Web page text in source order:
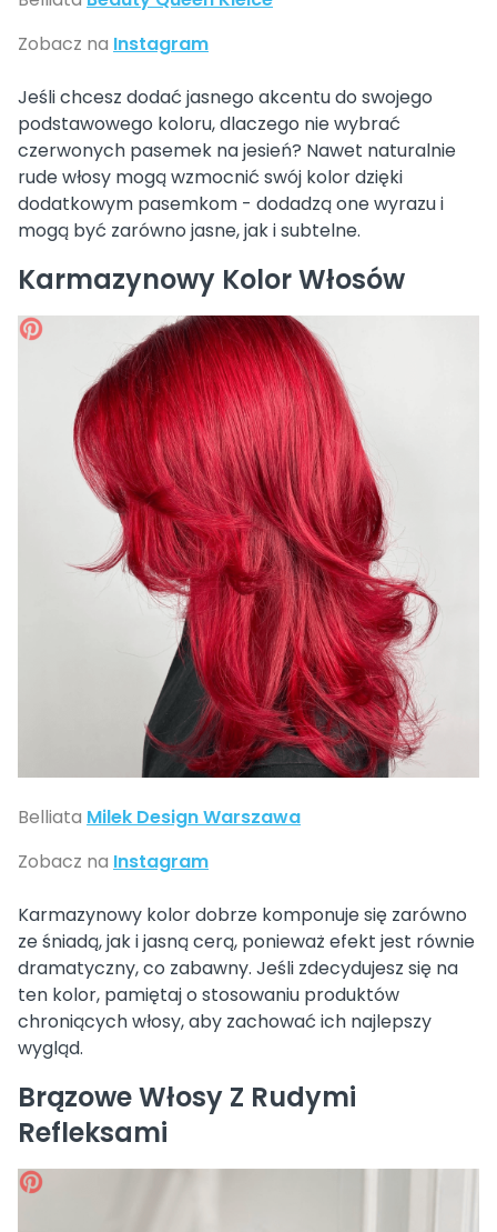
Zobacz na Instagram
Jeśli chcesz dodać jasnego akcentu do swojego
podstawowego koloru, dlaczego nie wybrać
czerwonych pasemek na jesień? Nawet naturalnie
rude włosy mogą wzmocnić swój kolor dzięki
dodatkowym pasemkom - dodadzą one wyrazu i
mogą być zarówno jasne, jak i subtelne.
Karmazynowy Kolor Włosów
Belliata Milek Design Warszawa
Zobacz na Instagram
Karmazynowy kolor dobrze komponuje się zarówno
ze śniadą, jak i jasną cerą, ponieważ efekt jest równie
dramatyczny, co zabawny. Jeśli zdecydujesz się na
ten kolor, pamiętaj o stosowaniu produktów
chroniących włosy, aby zachować ich najlepszy
wygląd.
Brązowe Włosy Z Rudymi
Refleksami